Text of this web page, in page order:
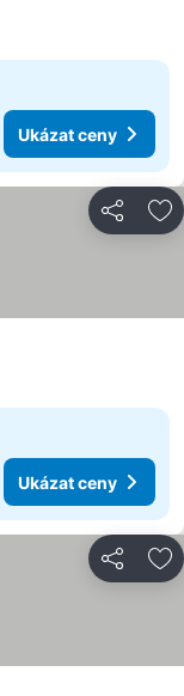
Ukázat ceny
Sdílet
Ukázat ceny
Sdílet